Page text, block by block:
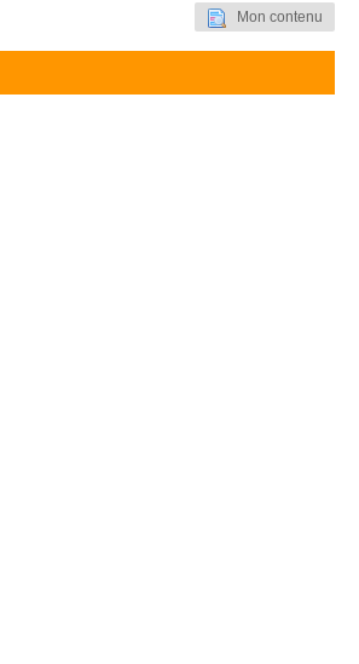
Mon contenu